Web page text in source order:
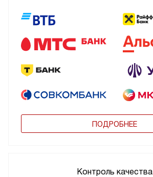
ПОДРОБНЕЕ
Контроль качества